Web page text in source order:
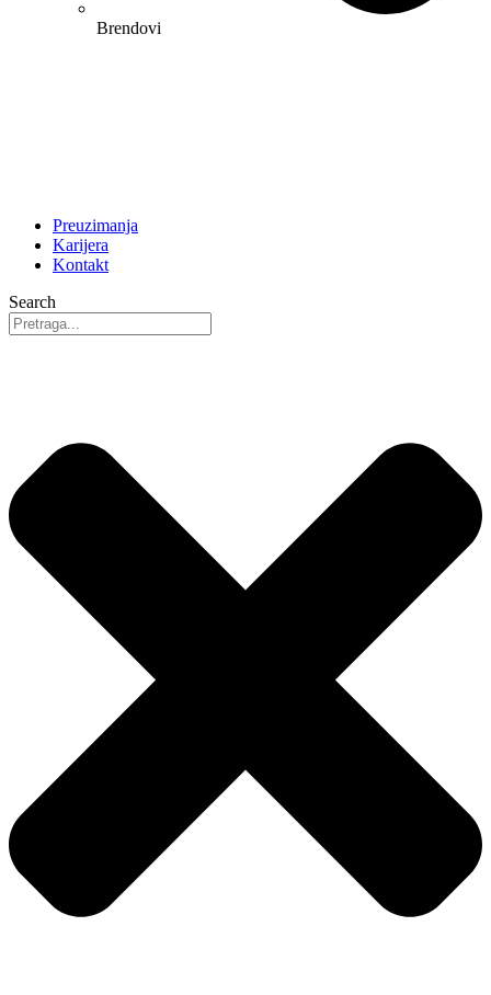
Brendovi
Preuzimanja
Karijera
Kontakt
Search